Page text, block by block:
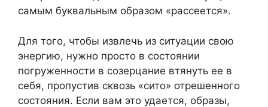
самым буквальным образом «рассеется».
Для того, чтобы извлечь из ситуации свою
энергию, нужно просто в состоянии
погруженности в созерцание втянуть ее в
себя, пропустив сквозь «сито» отрешенного
состояния. Если вам это удается, образы,